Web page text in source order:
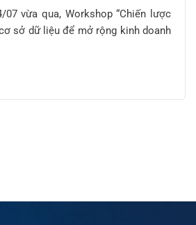
07 vừa qua, Workshop “Chiến lược
sở dữ liệu để mở rộng kinh doanh